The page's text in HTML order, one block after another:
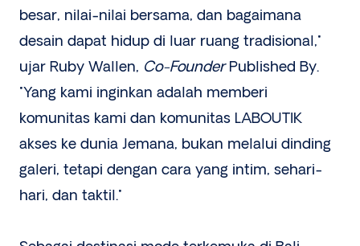
besar, nilai-nilai bersama, dan bagaimana
desain dapat hidup di luar ruang tradisional,"
ujar Ruby Wallen, Co-FounderPublished By.
"Yang kami inginkan adalah memberi
komunitas kami dan komunitas LABOUTIK
akses ke dunia Jemana, bukan melalui dinding
galeri, tetapi dengan cara yang intim, sehari-
hari, dan taktil."